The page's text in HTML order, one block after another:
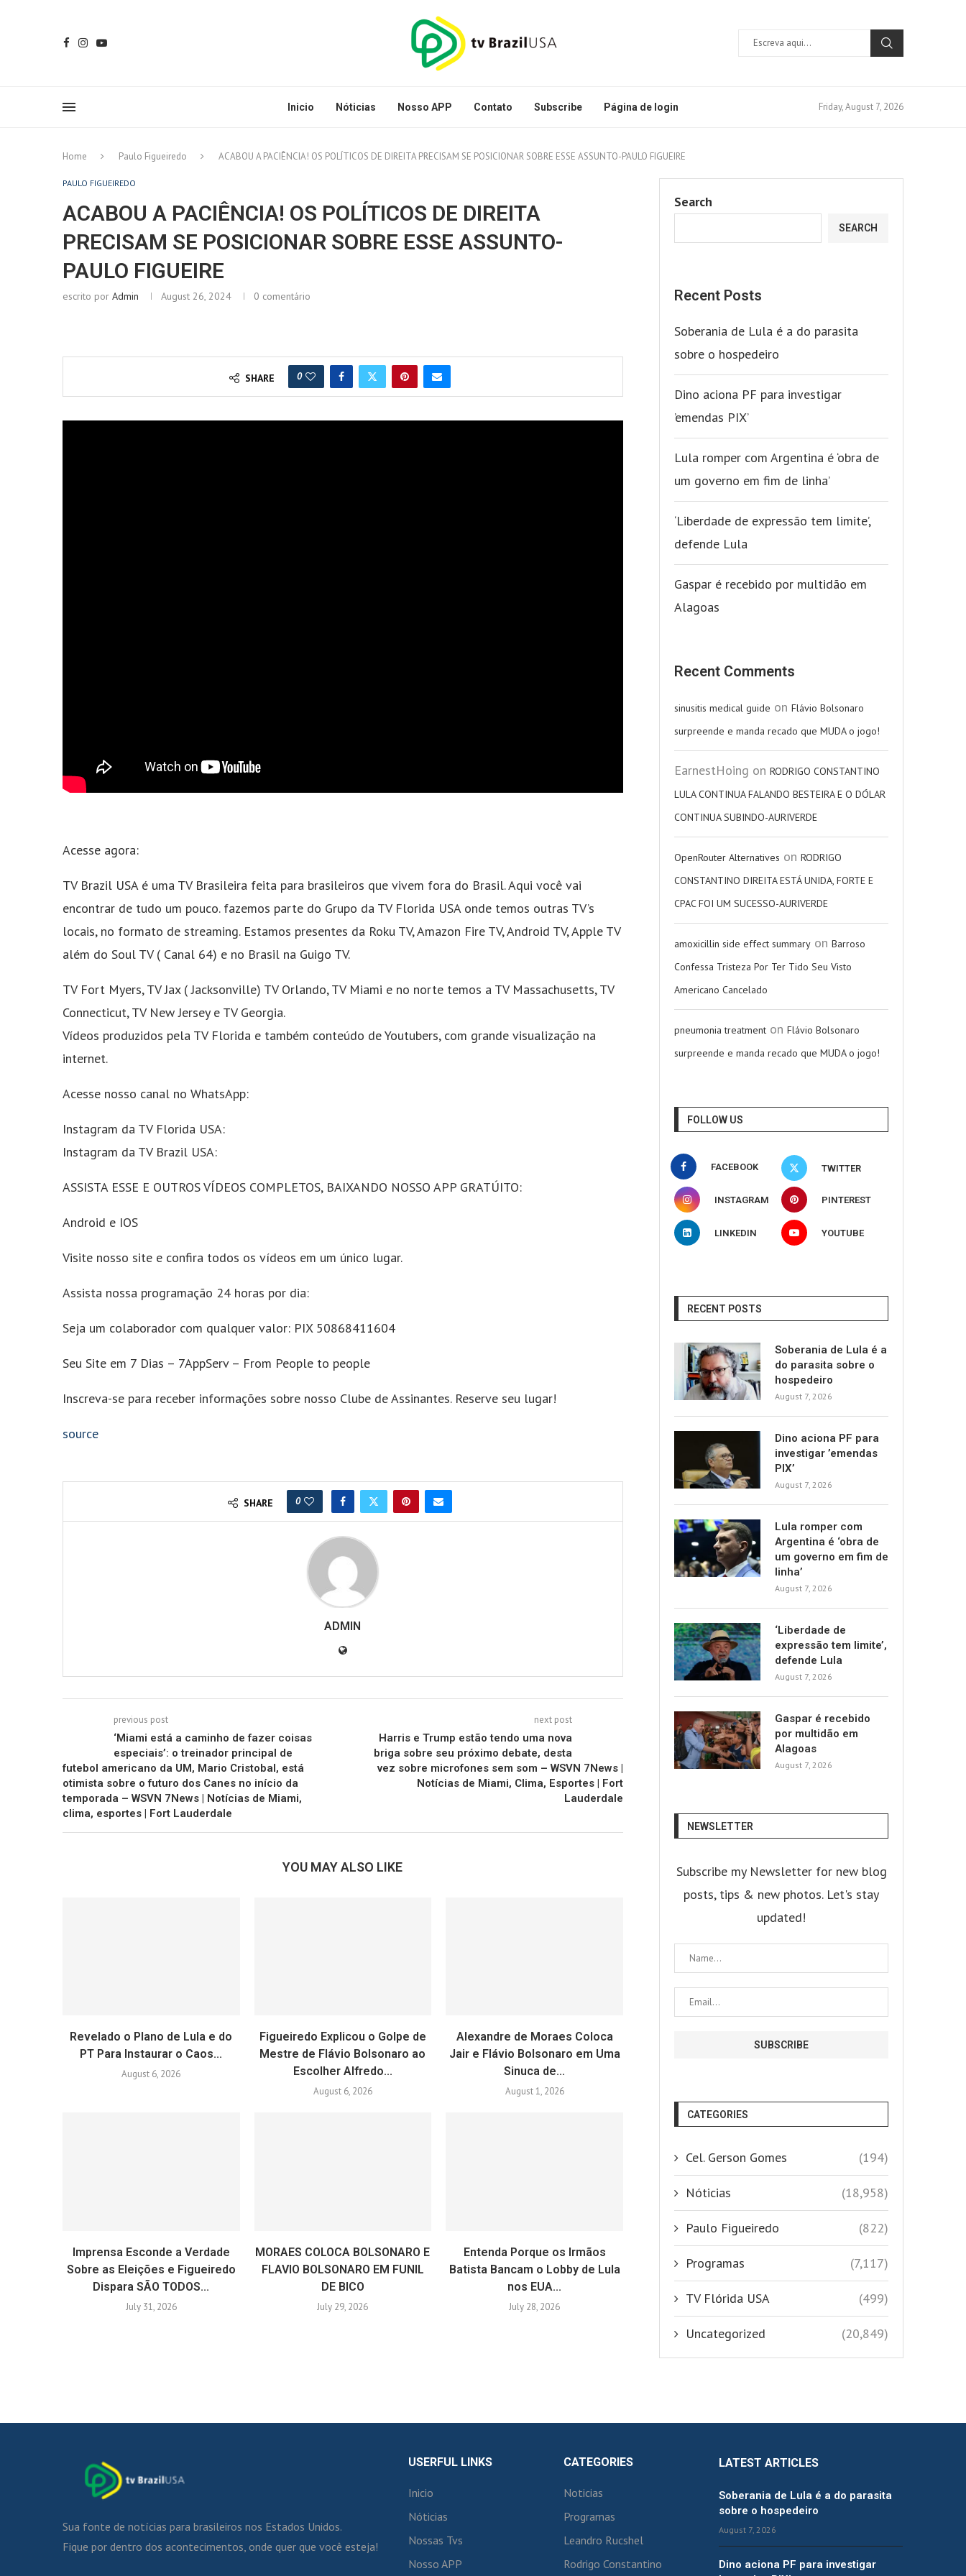
Inicio Nóticias Nosso APP Contato Subscribe Página de login Friday, August 7, 2026
Home Paulo Figueiredo ACABOU A PACIÊNCIA! OS POLÍTICOS DE DIREITA PRECISAM SE POSICIONAR SOBRE ESSE ASSUNTO-PAULO FIGUEIRE
PAULO FIGUEIREDO
ACABOU A PACIÊNCIA! OS POLÍTICOS DE DIREITA
PRECISAM SE POSICIONAR SOBRE ESSE ASSUNTO-
PAULO FIGUEIRE
escrito por Admin August 26, 2024 0 comentário
SHARE 0
Acesse agora:
TV Brazil USA é uma TV Brasileira feita para brasileiros que vivem fora do Brasil. Aqui você vai
encontrar de tudo um pouco. fazemos parte do Grupo da TV Florida USA onde temos outras TV’s
locais, no formato de streaming. Estamos presentes da Roku TV, Amazon Fire TV, Android TV, Apple TV
além do Soul TV ( Canal 64) e no Brasil na Guigo TV.
TV Fort Myers, TV Jax ( Jacksonville) TV Orlando, TV Miami e no norte temos a TV Massachusetts, TV
Connecticut, TV New Jersey e TV Georgia.
Vídeos produzidos pela TV Florida e também conteúdo de Youtubers, com grande visualização na
internet.
Acesse nosso canal no WhatsApp:
Instagram da TV Florida USA:
Instagram da TV Brazil USA:
ASSISTA ESSE E OUTROS VÍDEOS COMPLETOS, BAIXANDO NOSSO APP GRATÚITO:
Android e IOS
Visite nosso site e confira todos os vídeos em um único lugar.
Assista nossa programação 24 horas por dia:
Seja um colaborador com qualquer valor: PIX 50868411604
Seu Site em 7 Dias – 7AppServ – From People to people
Inscreva-se para receber informações sobre nosso Clube de Assinantes. Reserve seu lugar!
source
SHARE 0
ADMIN
previous post
‘Miami está a caminho de fazer coisas
especiais’: o treinador principal de
futebol americano da UM, Mario Cristobal, está
otimista sobre o futuro dos Canes no início da
temporada – WSVN 7News | Notícias de Miami,
clima, esportes | Fort Lauderdale
next post
Harris e Trump estão tendo uma nova
briga sobre seu próximo debate, desta
vez sobre microfones sem som – WSVN 7News |
Notícias de Miami, Clima, Esportes | Fort
Lauderdale
YOU MAY ALSO LIKE
Revelado o Plano de Lula e do
PT Para Instaurar o Caos...
August 6, 2026
Figueiredo Explicou o Golpe de
Mestre de Flávio Bolsonaro ao
Escolher Alfredo...
August 6, 2026
Alexandre de Moraes Coloca
Jair e Flávio Bolsonaro em Uma
Sinuca de...
August 1, 2026
Imprensa Esconde a Verdade
Sobre as Eleições e Figueiredo
Dispara SÃO TODOS...
July 31, 2026
MORAES COLOCA BOLSONARO E
FLAVIO BOLSONARO EM FUNIL
DE BICO
July 29, 2026
Entenda Porque os Irmãos
Batista Bancam o Lobby de Lula
nos EUA...
July 28, 2026
Search
SEARCH
Recent Posts
Soberania de Lula é a do parasita
sobre o hospedeiro
Dino aciona PF para investigar
’emendas PIX’
Lula romper com Argentina é ‘obra de
um governo em fim de linha’
‘Liberdade de expressão tem limite’,
defende Lula
Gaspar é recebido por multidão em
Alagoas
Recent Comments
sinusitis medical guide on Flávio Bolsonaro
surpreende e manda recado que MUDA o jogo!
EarnestHoing on RODRIGO CONSTANTINO
LULA CONTINUA FALANDO BESTEIRA E O DÓLAR
CONTINUA SUBINDO-AURIVERDE
OpenRouter Alternatives on RODRIGO
CONSTANTINO DIREITA ESTÁ UNIDA, FORTE E
CPAC FOI UM SUCESSO-AURIVERDE
amoxicillin side effect summary on Barroso
Confessa Tristeza Por Ter Tido Seu Visto
Americano Cancelado
pneumonia treatment on Flávio Bolsonaro
surpreende e manda recado que MUDA o jogo!
FOLLOW US
FACEBOOK TWITTER
INSTAGRAM PINTEREST
LINKEDIN YOUTUBE
RECENT POSTS
Soberania de Lula é a
do parasita sobre o
hospedeiro
August 7, 2026
Dino aciona PF para
investigar ’emendas
PIX’
August 7, 2026
Lula romper com
Argentina é ‘obra de
um governo em fim de
linha’
August 7, 2026
‘Liberdade de
expressão tem limite’,
defende Lula
August 7, 2026
Gaspar é recebido
por multidão em
Alagoas
August 7, 2026
NEWSLETTER
Subscribe my Newsletter for new blog
posts, tips & new photos. Let's stay
updated!
CATEGORIES
Cel. Gerson Gomes (194)
Nóticias (18,958)
Paulo Figueiredo (822)
Programas (7,117)
TV Flórida USA (499)
Uncategorized (20,849)
Sua fonte de notícias para brasileiros nos Estados Unidos.
Fique por dentro dos acontecimentos, onde quer que você esteja!
USERFUL LINKS
Inicio
Nóticias
Nossas Tvs
Nosso APP
CATEGORIES
Noticias
Programas
Leandro Rucshel
Rodrigo Constantino
LATEST ARTICLES
Soberania de Lula é a do parasita
sobre o hospedeiro
August 7, 2026
Dino aciona PF para investigar